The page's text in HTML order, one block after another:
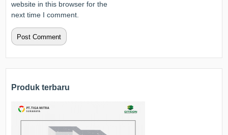
website in this browser for the
next time I comment.
Produk terbaru